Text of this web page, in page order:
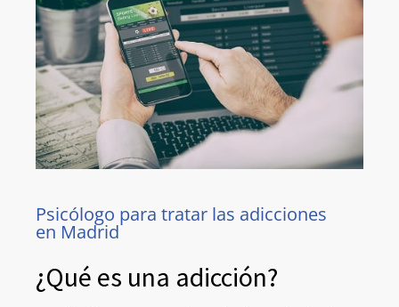
Psicólogo para tratar las adicciones
en Madrid
¿Qué es una adicción?